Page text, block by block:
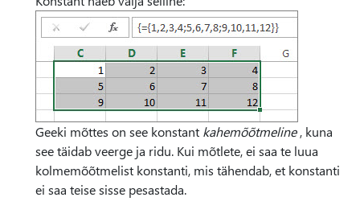
Geeki mõttes on see konstant kahemõõtmeline, kuna
see täidab veerge ja ridu. Kui mõtlete, ei saa te luua
kolmemõõtmelist konstanti, mis tähendab, et konstanti
ei saa teise sisse pesastada.